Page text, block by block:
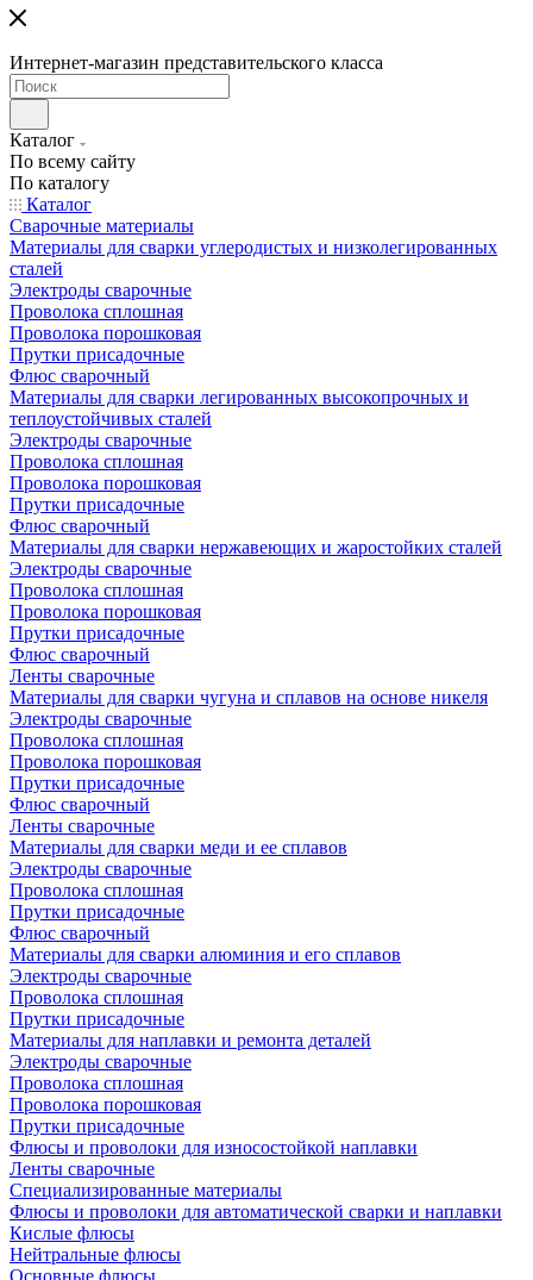
Интернет-магазин представительского класса
Каталог
По всему сайту
По каталогу
Каталог
Сварочные материалы
Материалы для сварки углеродистых и низколегированных
сталей
Электроды сварочные
Проволока сплошная
Проволока порошковая
Прутки присадочные
Флюс сварочный
Материалы для сварки легированных высокопрочных и
теплоустойчивых сталей
Электроды сварочные
Проволока сплошная
Проволока порошковая
Прутки присадочные
Флюс сварочный
Материалы для сварки нержавеющих и жаростойких сталей
Электроды сварочные
Проволока сплошная
Проволока порошковая
Прутки присадочные
Флюс сварочный
Ленты сварочные
Материалы для сварки чугуна и сплавов на основе никеля
Электроды сварочные
Проволока сплошная
Проволока порошковая
Прутки присадочные
Флюс сварочный
Ленты сварочные
Материалы для сварки меди и ее сплавов
Электроды сварочные
Проволока сплошная
Прутки присадочные
Флюс сварочный
Материалы для сварки алюминия и его сплавов
Электроды сварочные
Проволока сплошная
Прутки присадочные
Материалы для наплавки и ремонта деталей
Электроды сварочные
Проволока сплошная
Проволока порошковая
Прутки присадочные
Флюсы и проволоки для износостойкой наплавки
Ленты сварочные
Специализированные материалы
Флюсы и проволоки для автоматической сварки и наплавки
Кислые флюсы
Нейтральные флюсы
Основные флюсы